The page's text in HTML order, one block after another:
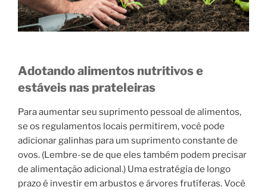
Adotando alimentos nutritivos e
estáveis ​​nas prateleiras
Para aumentar seu suprimento pessoal de alimentos,
se os regulamentos locais permitirem, você pode
adicionar galinhas para um suprimento constante de
ovos. (Lembre-se de que eles também podem precisar
de alimentação adicional.) Uma estratégia de longo
prazo é investir em arbustos e árvores frutíferas. Você